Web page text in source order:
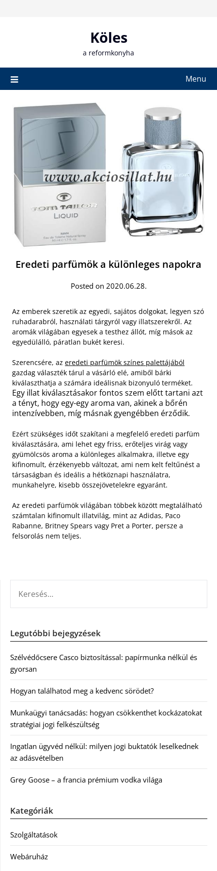
Köles
a reformkonyha
Menu
Eredeti parfümök a különleges napokra
Posted on 2020.06.28.
Az emberek szeretik az egyedi, sajátos dolgokat, legyen szó
ruhadarabról, használati tárgyról vagy illatszerekről. Az
aromák világában egyesek a testhez állót, míg mások az
egyedülálló, páratlan bukét keresi.
Szerencsére, az eredeti parfümök színes palettájából
gazdag választék tárul a vásárló elé, amiből bárki
kiválaszthatja a számára ideálisnak bizonyuló terméket.
Egy illat kiválasztásakor fontos szem előtt tartani azt
a tényt, hogy egy-egy aroma van, akinek a bőrén
intenzívebben, míg másnak gyengébben érződik.
Ezért szükséges időt szakítani a megfelelő eredeti parfüm
kiválasztására, ami lehet egy friss, erőteljes virág vagy
gyümölcsös aroma a különleges alkalmakra, illetve egy
kifinomult, érzékenyebb változat, ami nem kelt feltűnést a
társaságban és ideális a hétköznapi használatra,
munkahelyre, kisebb összejövetelekre egyaránt.
Az eredeti parfümök világában többek között megtalálható
számtalan kifinomult illatvilág, mint az Adidas, Paco
Rabanne, Britney Spears vagy Pret a Porter, persze a
felsorolás nem teljes.
Legutóbbi bejegyzések
Szélvédőcsere Casco biztosítással: papírmunka nélkül és
gyorsan
Hogyan találhatod meg a kedvenc sörödet?
Munkaügyi tanácsadás: hogyan csökkenthet kockázatokat
stratégiai jogi felkészültség
Ingatlan ügyvéd nélkül: milyen jogi buktatók leselkednek
az adásvételben
Grey Goose – a francia prémium vodka világa
Kategóriák
Szolgáltatások
Webáruház